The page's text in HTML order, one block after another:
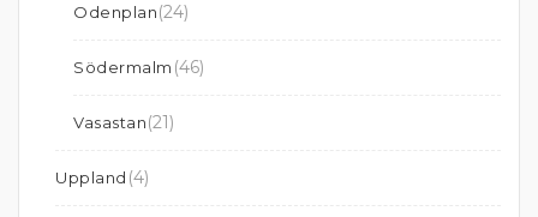
Odenplan(24)
Södermalm (46)
Vasastan(21)
Uppland (4)